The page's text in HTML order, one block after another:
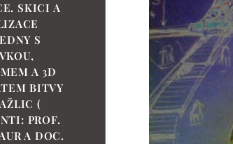
SKICI A
S
A 3D
BITVY
(
PROF.
A DOC.